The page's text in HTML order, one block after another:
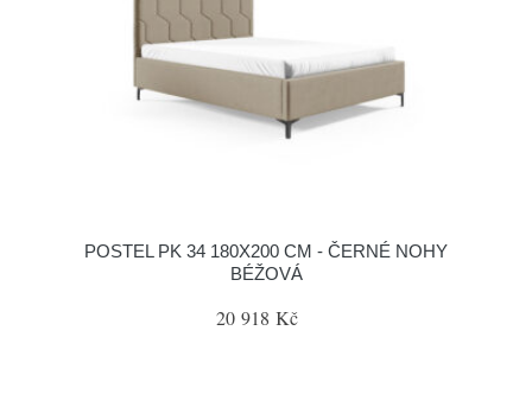
POSTEL PK 34 180X200 CM - ČERNÉ NOHY
BÉŽOVÁ
20 918 Kč